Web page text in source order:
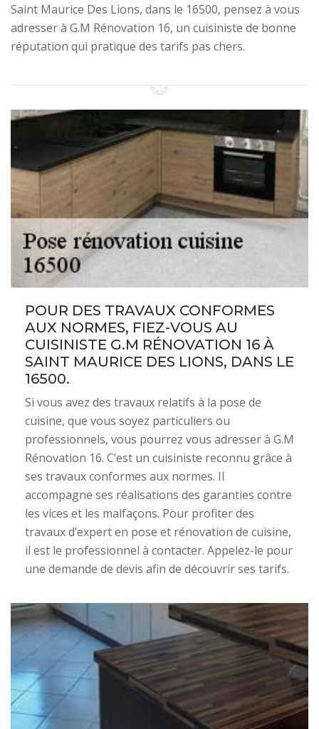
Saint Maurice Des Lions, dans le 16500, pensez à vous
adresser à G.M Rénovation 16, un cuisiniste de bonne
réputation qui pratique des tarifs pas chers.
POUR DES TRAVAUX CONFORMES
AUX NORMES, FIEZ-VOUS AU
CUISINISTE G.M RÉNOVATION 16 À
SAINT MAURICE DES LIONS, DANS LE
16500.
Si vous avez des travaux relatifs à la pose de
cuisine, que vous soyez particuliers ou
professionnels, vous pourrez vous adresser à G.M
Rénovation 16. C’est un cuisiniste reconnu grâce à
ses travaux conformes aux normes. Il
accompagne ses réalisations des garanties contre
les vices et les malfaçons. Pour profiter des
travaux d’expert en pose et rénovation de cuisine,
il est le professionnel à contacter. Appelez-le pour
une demande de devis afin de découvrir ses tarifs.